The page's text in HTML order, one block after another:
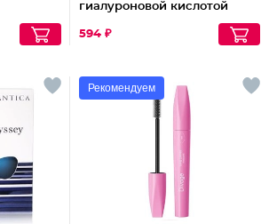
гиалуроновой кислотой
594 ₽
Рекомендуем